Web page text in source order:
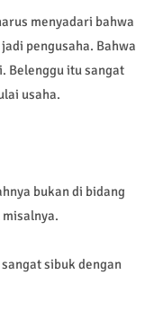
menyadari bahwa
pengusaha. Bahwa
Belenggu itu sangat
usaha.
bukan di bidang
misalnya.
sibuk dengan